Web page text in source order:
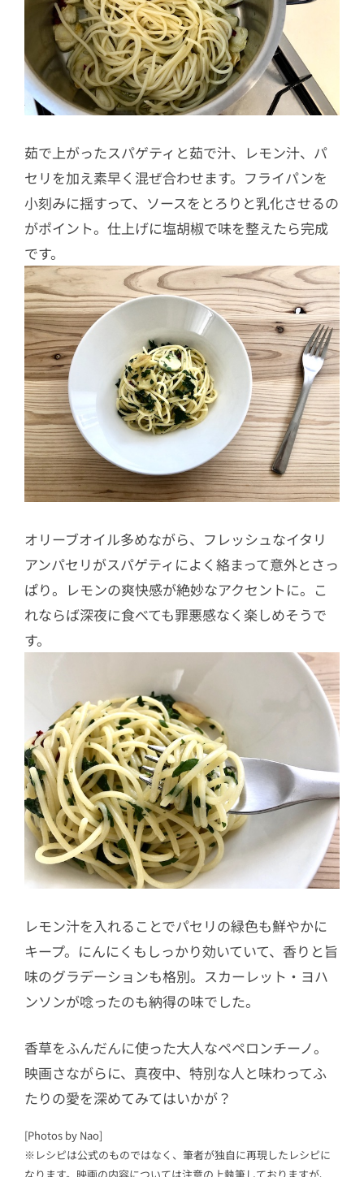
茹で上がったスパゲティと茹で汁、レモン汁、パ
セリを加え素早く混ぜ合わせます。フライパンを
小刻みに揺すって、ソースをとろりと乳化させるの
がポイント。仕上げに塩胡椒で味を整えたら完成
です。
オリーブオイル多めながら、フレッシュなイタリ
アンパセリがスパゲティによく絡まって意外とさっ
ぱり。レモンの爽快感が絶妙なアクセントに。こ
れならば深夜に食べても罪悪感なく楽しめそうで
す。
レモン汁を入れることでパセリの緑色も鮮やかに
キープ。にんにくもしっかり効いていて、香りと旨
味のグラデーションも格別。スカーレット・ヨハ
ンソンが唸ったのも納得の味でした。
香草をふんだんに使った大人なペペロンチーノ。
映画さながらに、真夜中、特別な人と味わってふ
たりの愛を深めてみてはいかが？
[Photos by Nao]
※レシピは公式のものではなく、筆者が独自に再現したレシピに